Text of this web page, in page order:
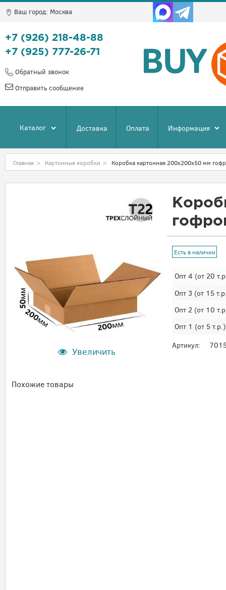
Ваш город: Москва
+7 (926) 218-48-88
+7 (925) 777-26-71
Обратный звонок
Отправить сообщение
Каталог Доставка Оплата Информация
Главная > Картонные коробки > Коробка картонная 200x200x50 мм
Увеличить
Есть в наличии
Опт 4 (от 20
Опт 3 (от 15
Опт 2(от 10
Опт 1 (от 5 т.р.)
Артикул:
Похожие товары